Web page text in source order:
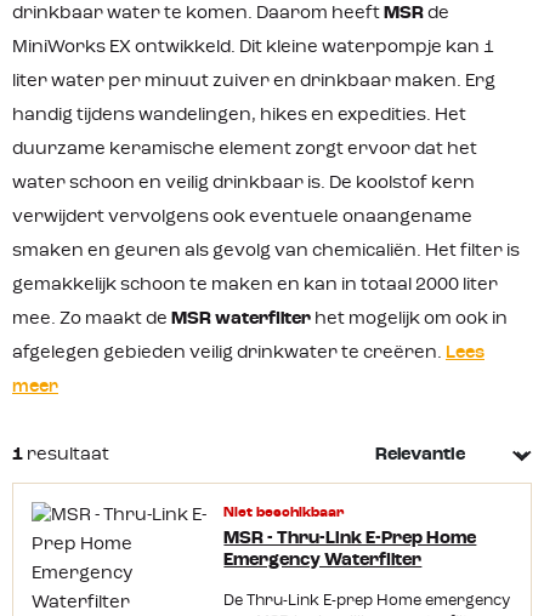
drinkbaar water te komen. Daarom heeft MSR de
MiniWorks EX ontwikkeld. Dit kleine waterpompje kan 1
liter water per minuut zuiver en drinkbaar maken. Erg
handig tijdens wandelingen, hikes en expedities. Het
duurzame keramische element zorgt ervoor dat het
water schoon en veilig drinkbaar is. De koolstof kern
verwijdert vervolgens ook eventuele onaangename
smaken en geuren als gevolg van chemicaliën. Het filter is
gemakkelijk schoon te maken en kan in totaal 2000 liter
mee. Zo maakt de MSR waterfilter het mogelijk om ook in
afgelegen gebieden veilig drinkwater te creëren. Lees
meer
1 resultaat
Niet beschikbaar
MSR - Thru-Link E-Prep Home
Emergency Waterfilter
De Thru-Link E-prep Home emergency